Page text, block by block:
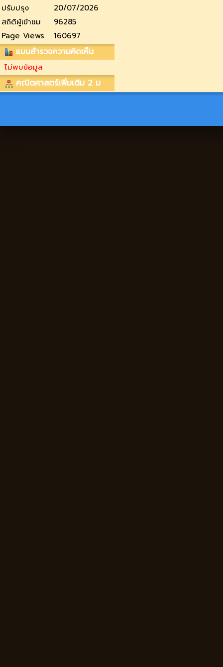
ปรับปรุง
20/07/2026
สถิติผู้เข้าชม
96285
Page Views
160697
แบบสำรวจความคิดเห็น
ไม่พบข้อมูล
คณิตศาสตร์เพิ่มเติม 2 ม